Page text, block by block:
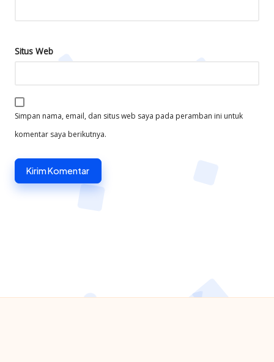
Situs Web
Simpan nama, email, dan situs web saya pada peramban ini untuk
komentar saya berikutnya.